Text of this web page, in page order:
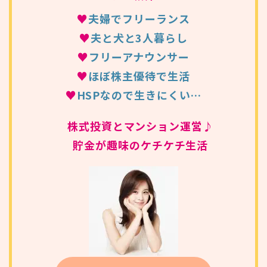
♥夫婦でフリーランス
♥夫と犬と3人暮らし
♥フリーアナウンサー
♥ほぼ株主優待で生活
♥HSPなので生きにくい…
株式投資とマンション運営♪
貯金が趣味のケチケチ生活